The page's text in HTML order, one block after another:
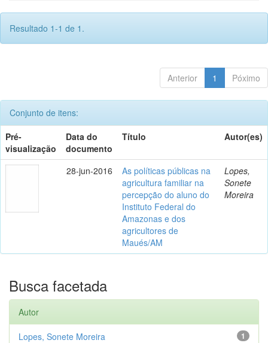
Resultado 1-1 de 1.
Anterior 1 Póximo
Conjunto de itens:
Pré-
visualização
Data do
documento
Título Autor(es)
28-jun-2016
As políticas públicas na
agricultura familiar na
percepção do aluno do
Instituto Federal do
Amazonas e dos
agricultores de
Maués/AM
Lopes,
Sonete
Moreira
Busca facetada
Autor
1
Lopes, Sonete Moreira